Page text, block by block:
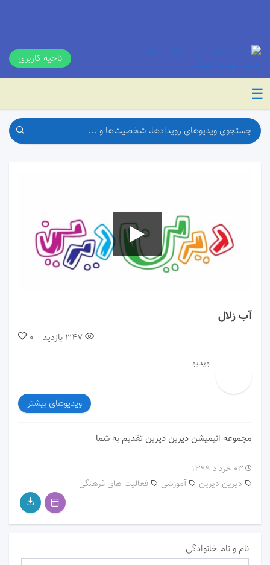
ناحیه کاربری
☰
آب زلال
0 347 بازدید
ویدیو
ویدیوهای بیشتر
مجموعه انیمیشن دیرین دیرین تقدیم به شما
۰۳ خرداد ۱۳۹۹
آموزشی
دیرین دیرین فعالیت های فرهنگی
نام و نام خانوادگی